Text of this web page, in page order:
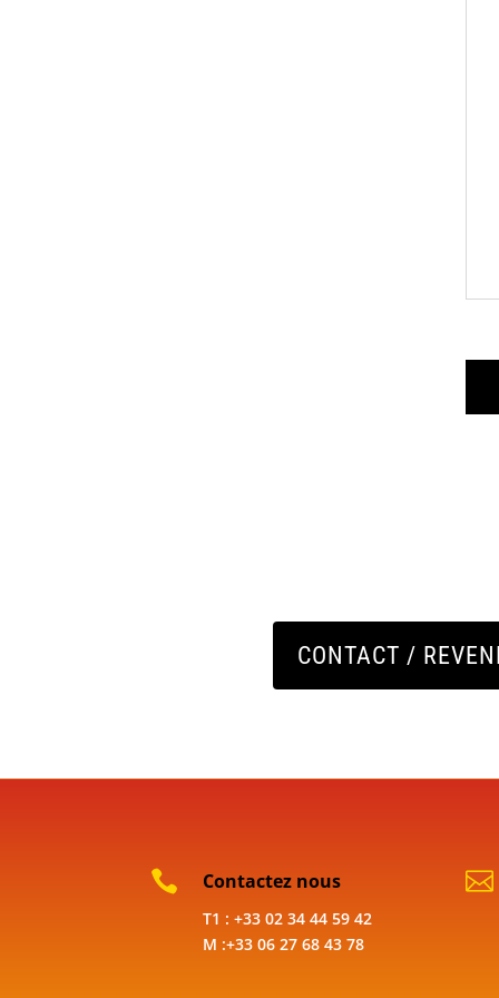
CONTACT /
 Contactez nous
T1 : +33 02 34 44 59 42
M :+33 06 27 68 43 78
